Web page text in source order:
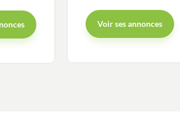
Voir ses annonces